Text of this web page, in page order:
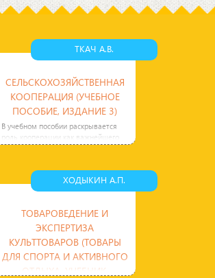
облаках находится
ТКАЧ А.В.
СЕЛЬСКОХОЗЯЙСТВЕННАЯ
КООПЕРАЦИЯ (УЧЕБНОЕ
ПОСОБИЕ, ИЗДАНИЕ 3)
В учебном пособии раскрывается
роль кооперации как важнейшего
компонента цивилизованных
ХОДЫКИН А.П.
ТОВАРОВЕДЕНИЕ И
ЭКСПЕРТИЗА
КУЛЬТТОВАРОВ (ТОВАРЫ
ДЛЯ СПОРТА И АКТИВНОГО
ОТДЫХА, УЧЕБНИК,